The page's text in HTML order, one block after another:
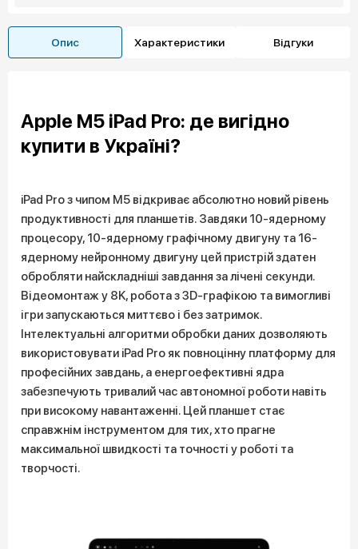
Опис Характеристики Відгуки
Apple M5 iPad Pro: де вигідно
купити в Україні?
iPad Pro з чипом M5 відкриває абсолютно новий рівень
продуктивності для планшетів. Завдяки 10-ядерному
процесору, 10-ядерному графічному двигуну та 16-
ядерному нейронному двигуну цей пристрій здатен
обробляти найскладніші завдання за лічені секунди.
Відеомонтаж у 8K, робота з 3D-графікою та вимогливі
ігри запускаються миттєво і без затримок.
Інтелектуальні алгоритми обробки даних дозволяють
використовувати iPad Pro як повноцінну платформу для
професійних завдань, а енергоефективні ядра
забезпечують тривалий час автономної роботи навіть
при високому навантаженні. Цей планшет стає
справжнім інструментом для тих, хто прагне
максимальної швидкості та точності у роботі та
творчості.